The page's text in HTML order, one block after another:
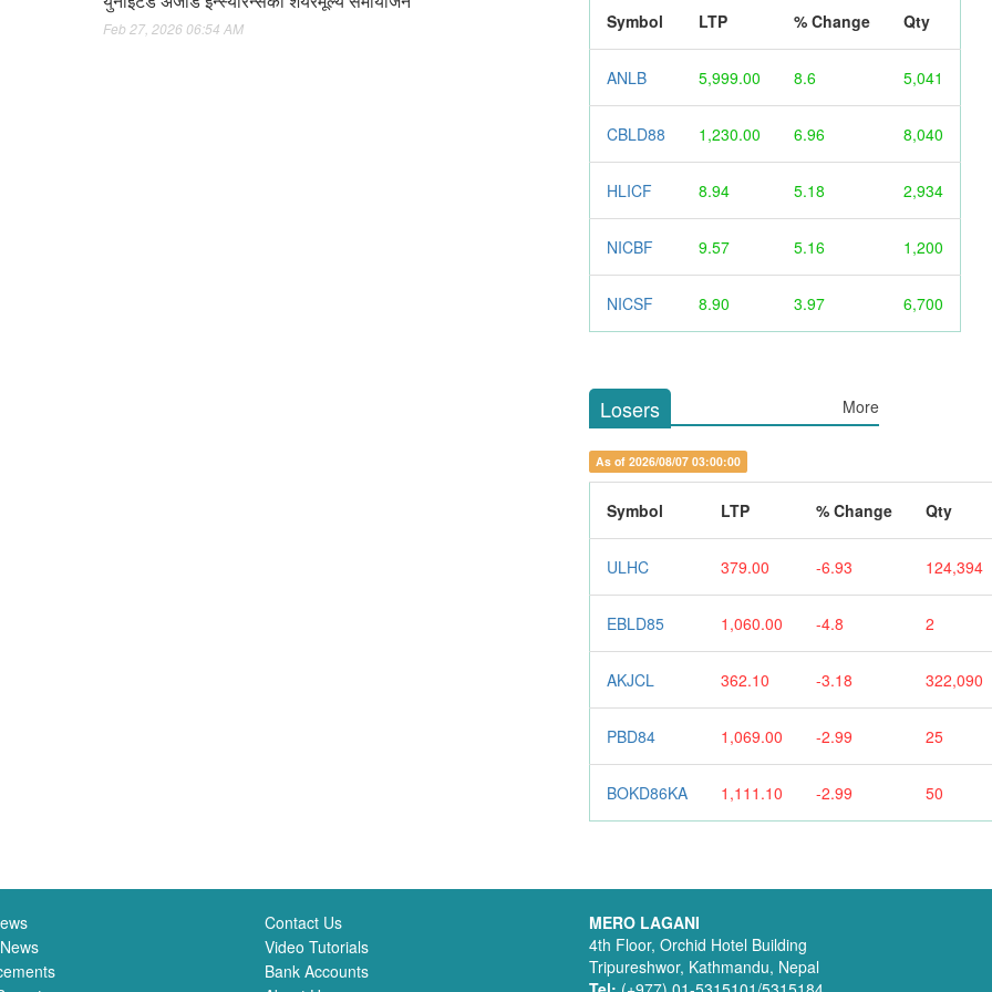
Feb 27, 2026 06:54 AM Symbol LTP % Change Qty
ANLB 5,999.00 8.6 5,041
CBLD88 1,230.00 6.96 8,040
HLICF 8.94 5.18 2,934
NICBF 9.57 5.16 1,200
NICSF 8.90 3.97 6,700
Losers More
As of 2026/08/07 03:00:00
Symbol LTP % Change Qty
ULHC 379.00 -6.93 124,394
EBLD85 1,060.00 -4.8 2
AKJCL 362.10 -3.18 322,090
PBD84 1,069.00 -2.99 25
BOKD86KA 1,111.10 -2.99 50
Contact Us
Video Tutorials
Bank Accounts
MERO LAGANI
4th Floor, Orchid Hotel Building
Tripureshwor, Kathmandu, Nepal